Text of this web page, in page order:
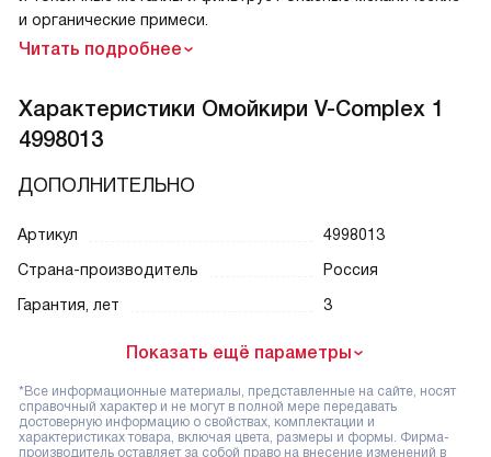
и органические примеси.
Читать подробнее
Характеристики Омойкири V-Complex 1
4998013
ДОПОЛНИТЕЛЬНО
Артикул
4998013
Страна-производитель
Россия
Гарантия, лет
3
Показать ещё параметры
*Все информационные материалы, представленные на сайте, носят
справочный характер и не могут в полной мере передавать
достоверную информацию о свойствах, комплектации и
характеристиках товара, включая цвета, размеры и формы. Фирма-
производитель оставляет за собой право на внесение изменений в